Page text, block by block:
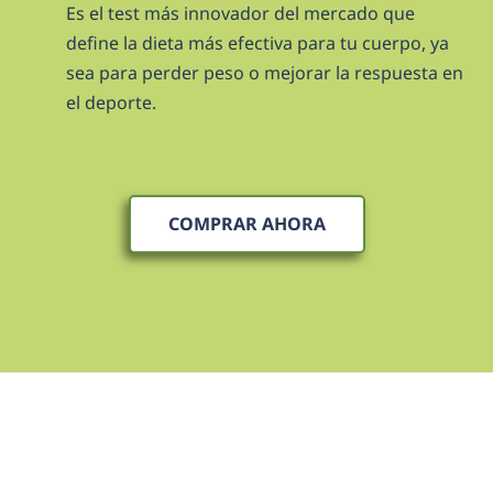
Es el test más innovador del mercado que
define la dieta más efectiva para tu cuerpo, ya
sea para perder peso o mejorar la respuesta en
el deporte.
COMPRAR AHORA